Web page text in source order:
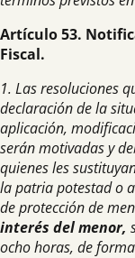
Artículo 53.
Fiscal.
1. Las resoluciones
declaración de la
aplicación,
serán motivadas y
quienes les
la patria potestad o
de protección de
interés del menor,
ocho horas, de